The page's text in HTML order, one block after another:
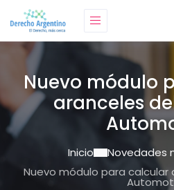
Nuevo módulo
aranceles
Inicio
Novedades
Nuevo módulo para calcular